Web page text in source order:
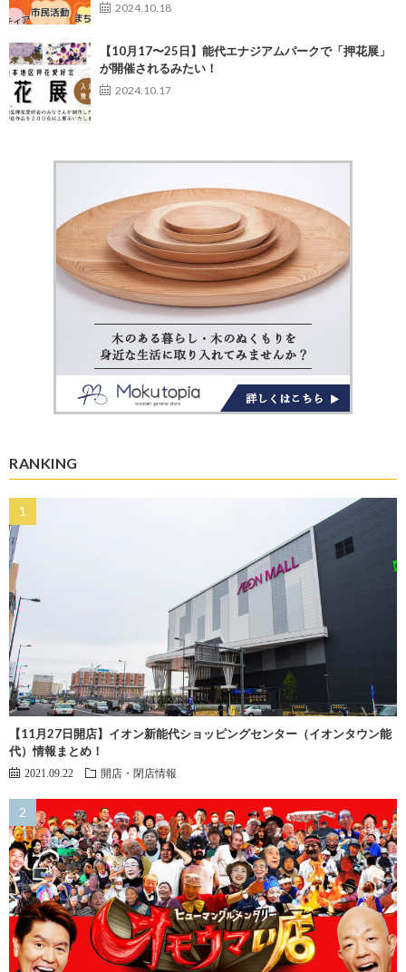
2024.10.18
【10月17〜25日】能代エナジアムパークで「押花展」
が開催されるみたい！
2024.10.17
RANKING
【11月27日開店】イオン新能代ショッピングセンター（イオンタウン能
代）情報まとめ！
2021.09.22 開店・閉店情報